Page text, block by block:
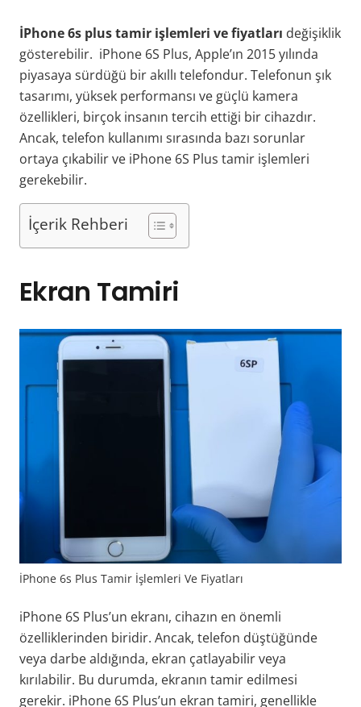
İPhone 6s plus tamir işlemleri ve fiyatları değişiklik
gösterebilir. iPhone 6S Plus, Apple’ın 2015 yılında
piyasaya sürdüğü bir akıllı telefondur. Telefonun şık
tasarımı, yüksek performansı ve güçlü kamera
özellikleri, birçok insanın tercih ettiği bir cihazdır.
Ancak, telefon kullanımı sırasında bazı sorunlar
ortaya çıkabilir ve iPhone 6S Plus tamir işlemleri
gerekebilir.
İçerik Rehberi
Ekran Tamiri
İPhone 6s Plus Tamir İşlemleri Ve Fiyatları
iPhone 6S Plus’un ekranı, cihazın en önemli
özelliklerinden biridir. Ancak, telefon düştüğünde
veya darbe aldığında, ekran çatlayabilir veya
kırılabilir. Bu durumda, ekranın tamir edilmesi
gerekir. iPhone 6S Plus’un ekran tamiri, genellikle